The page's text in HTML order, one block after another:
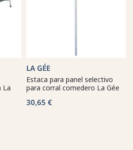
La
LA GÉE
Estaca para panel selectivo
para corral comedero La Gée
30,65 €